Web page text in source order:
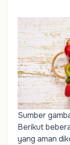
Sumber
Berikut
yang aman